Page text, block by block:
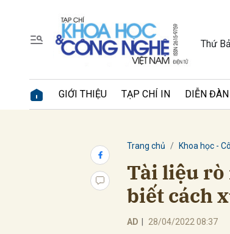
Thứ
GIỚI THIỆU TẠP CHÍ IN DIỄN ĐÀN
Trang chủ Khoa học -
Tài liệu rò
biết cách
AD 28/04/2022 08:37